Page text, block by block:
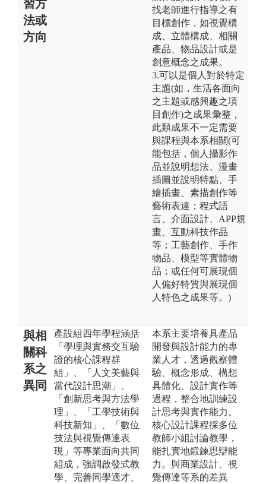
習方
法或
方向
找老師進行指導之有
目標創作，如視覺構
成、立體構成、相關
產品、物品設計或是
創意概念之成果。
3.可以是個人對於特定
主題(如，生活各面向
之主題或感興趣之項
目創作)之成果彙整，
此類成果不一定需要
與課程與本系相關(可
能包括，個人攝影作
品並說明想法、漫畫
插圖並說明特點、手
繪插畫、素描創作等
藝術表達；程式語
言、介面設計、APP規
畫、互動科技作品
等；工藝創作、手作
物品、模型等實體物
品；或任何可展現個
人偏好特質與展現個
人特色之成果等。)
與相
關科
系之
異同
產設組四年學程涵括
「學理與實務交互驗
證的核心課程群
組」、「人文美藝與
當代設計思潮」、
「創新思考與方法學
理」、「工學技術與
科技新知」、「數位
技法與視覺傳達表
現」等專業面向共同
組成，強調啟發式教
學、完善同學適才、
本系主要培養具產品
開發與設計能力的專
業人才，透過觀察體
驗、概念形成、構想
具體化、設計實作等
過程，整合地訓練設
計思考與實作能力。
核心設計課程採多位
教師小組討論教學，
能扎實地鍛鍊思辯能
力。與商業設計、視
覺傳達等系的差異